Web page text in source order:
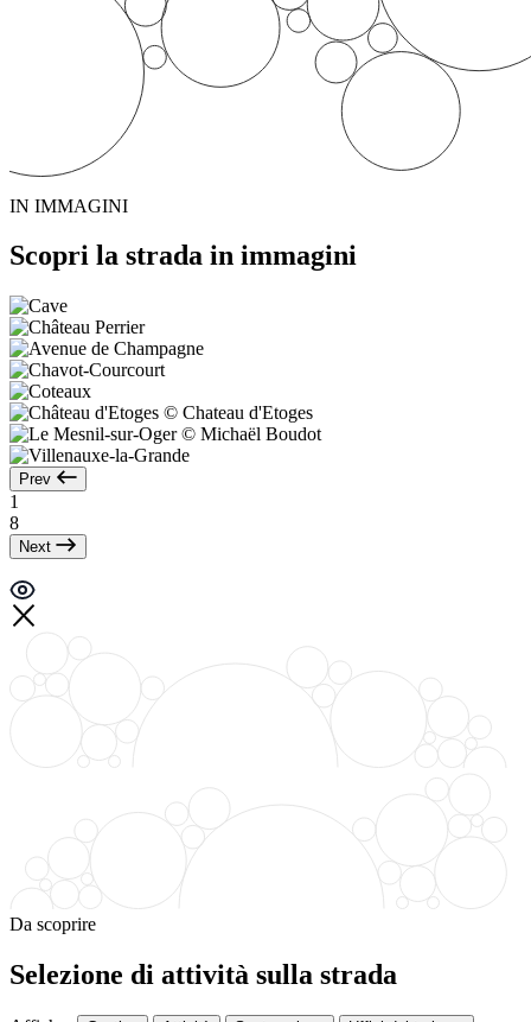
IN IMMAGINI
Scopri la strada in immagini
Prev
1
8
Next
Da scoprire
Selezione di attività sulla strada